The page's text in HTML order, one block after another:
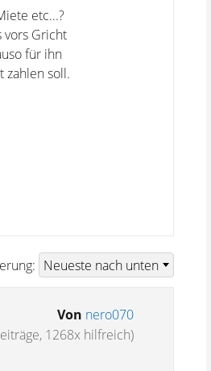
etc...?
vors Gricht
für ihn
zahlen soll.
Von nero070
1268x hilfreich)